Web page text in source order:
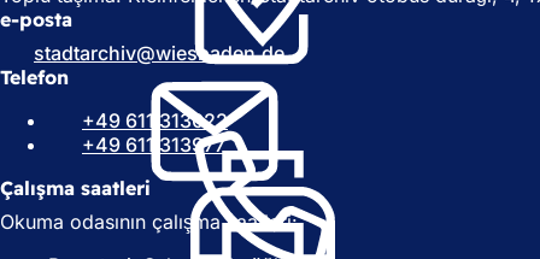
b
i
r
s
m
e
d
e
i
b
i
r
s
k
m
e
d
e-posta
stadtarchiv
wiesbaden de
Telefon
+49 611 313022
+49 611 313977
Çalışma saatleri
Okuma odasının çalışma saatleri: